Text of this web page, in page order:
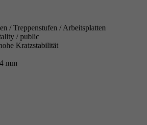
/ Treppenstufen / Arbeitsplatten
/ public
Kratzstabilität
mm